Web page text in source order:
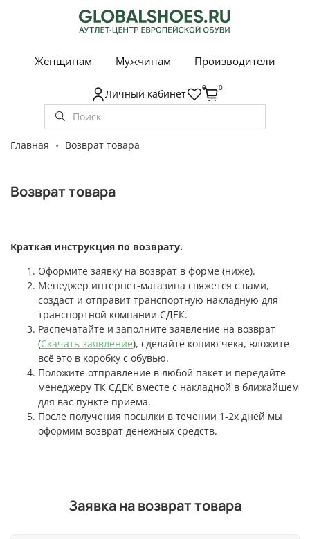
Женщинам Мужчинам Производители
Личный кабинет 0 0
Главная Возврат товара
Возврат товара
Краткая инструкция по возврату.
Оформите заявку на возврат в форме (ниже).
Менеджер интернет-магазина свяжется с вами,
создаст и отправит транспортную накладную для
транспортной компании СДЕК.
Распечатайте и заполните заявление на возврат
(Скачать заявление), сделайте копию чека, вложите
всё это в коробку с обувью.
Положите отправление в любой пакет и передайте
менеджеру ТК СДЕК вместе с накладной в ближайшем
для вас пункте приема.
После получения посылки в течении 1-2х дней мы
оформим возврат денежных средств.
Заявка на возврат товара